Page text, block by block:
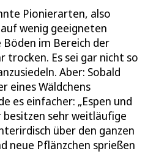
Pionierarten, also
wenig geeigneten
Böden im Bereich der
trocken. Es sei gar nicht so
Aber: Sobald
eines Wäldchens
es einfacher: „Espen und
besitzen sehr weitläufige
über den ganzen
neue Pflänzchen sprießen